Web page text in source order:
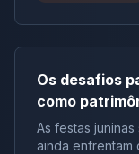
Os desafios
como
redação
As festas
ainda enfrentam